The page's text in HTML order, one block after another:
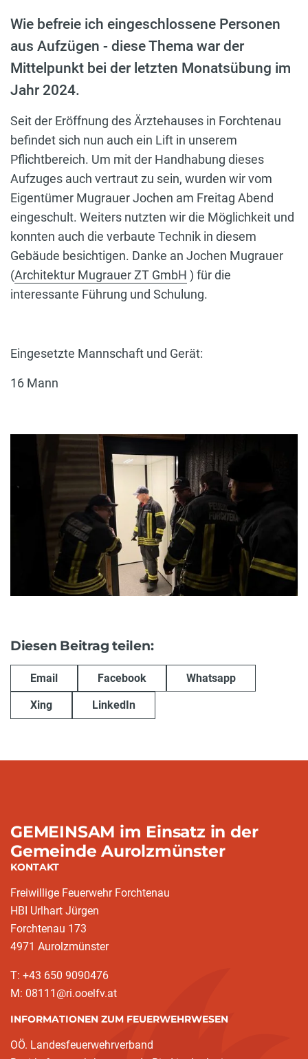
Wie befreie ich eingeschlossene Personen
aus Aufzügen - diese Thema war der
Mittelpunkt bei der letzten Monatsübung im
Jahr 2024.
Seit der Eröffnung des Ärztehauses in Forchtenau
befindet sich nun auch ein Lift in unserem
Pflichtbereich. Um mit der Handhabung dieses
Aufzuges auch vertraut zu sein, wurden wir vom
Eigentümer Mugrauer Jochen am Freitag Abend
eingeschult. Weiters nutzten wir die Möglichkeit und
konnten auch die verbaute Technik in diesem
Gebäude besichtigen. Danke an Jochen Mugrauer
(Architektur Mugrauer ZT GmbH ) für die
interessante Führung und Schulung.
Eingesetzte Mannschaft und Gerät:
16 Mann
Diesen Beitrag teilen:
Email Facebook Whatsapp
Xing LinkedIn
GEMEINSAM im Einsatz in der
Gemeinde Aurolzmünster
KONTAKT
Freiwillige Feuerwehr Forchtenau
HBI Urlhart Jürgen
Forchtenau 173
4971 Aurolzmünster
T: +43 650 9090476
M: 08111@ri.ooelfv.at
INFORMATIONEN ZUM FEUERWEHRWESEN
OÖ. Landesfeuerwehrverband